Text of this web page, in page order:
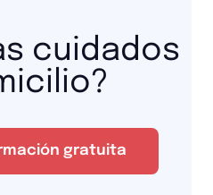
cuidados
gratuita